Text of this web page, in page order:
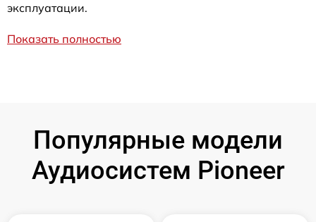
эксплуатации.
Показать полностью
Популярные модели
Аудиосистем Pioneer